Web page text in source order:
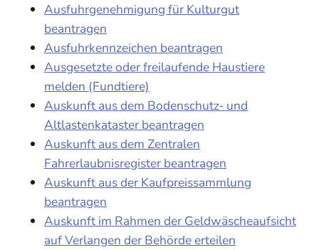
Ausfuhrgenehmigung für Kulturgut
beantragen
Ausfuhrkennzeichen beantragen
Ausgesetzte oder freilaufende Haustiere
melden (Fundtiere)
Auskunft aus dem Bodenschutz- und
Altlastenkataster beantragen
Auskunft aus dem Zentralen
Fahrerlaubnisregister beantragen
Auskunft aus der Kaufpreissammlung
beantragen
Auskunft im Rahmen der Geldwäscheaufsicht
auf Verlangen der Behörde erteilen